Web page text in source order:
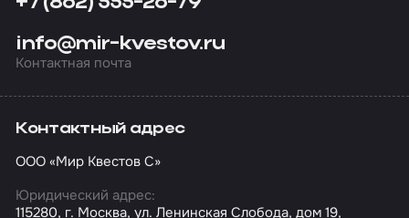
info@mir-kvestov.ru
Контактная почта
Контактный адрес
ООО «Мир Квестов С»
Юридический адрес:
115280, г. Москва, ул. Ленинская Слобода, дом 19,